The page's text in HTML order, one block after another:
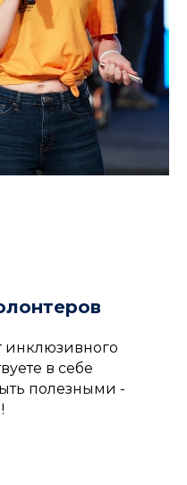
инклюзивного
в себе
полезными -